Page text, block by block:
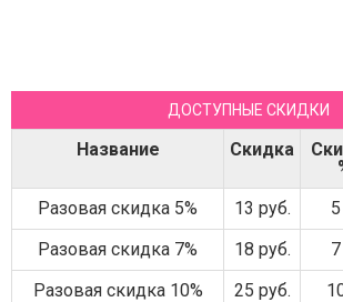
ДОСТУПНЫЕ СКИДКИ
Название Скидка
Разовая скидка 5% 13 руб.
Разовая скидка 7%
18 руб.
Разовая скидка 10%
25 руб.